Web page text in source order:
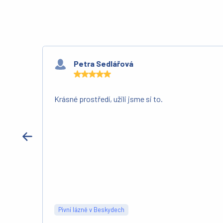
Petra Sedlářová
Krásné prostředí, užili jsme si to.
Pivní lázně v Beskydech